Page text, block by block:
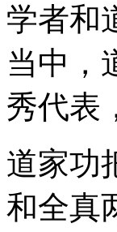
学者和
当中，
秀代表
道家功
和全真